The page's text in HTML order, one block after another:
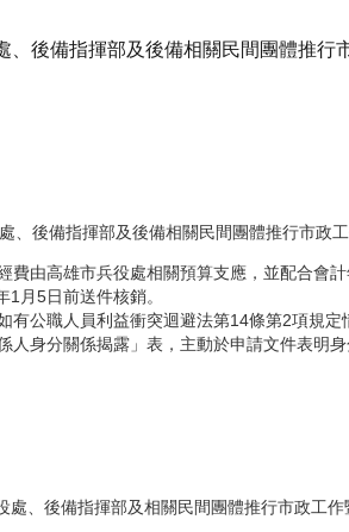
、後備指揮部及後備相關民間團體推行
、後備指揮部及後備相關民間團體推行市政
費由高雄市兵役處相關預算支應，並配合會
月5日前送件核銷。
有公職人員利益衝突迴避法第14條第2項規
人身分關係揭露」表，主動於申請文件表明
處、後備指揮部及相關民間團體推行市政工